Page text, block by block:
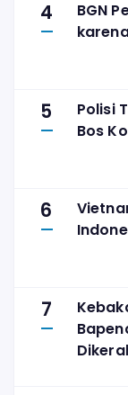
4
BGN
5
Polisi
Bos
6
7